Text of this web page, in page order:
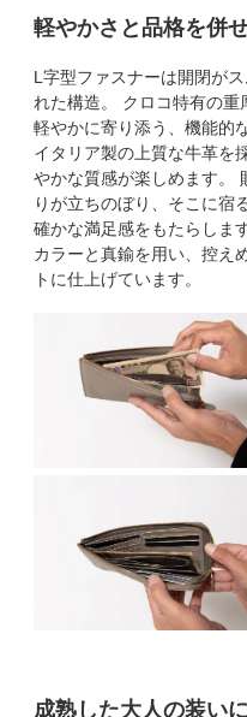
軽やかさと品格を併
L字型ファスナーは開閉が
れた構造。 クロコ特有の重
軽やかに寄り添う、機能的
イタリア製の上質な牛革を
やかな質感が楽しめます。
りが立ちのぼり、そこに宿
確かな満足感をもたらしま
カラーと真鍮を用い、控え
トに仕上げています。
成熟した大人の装い